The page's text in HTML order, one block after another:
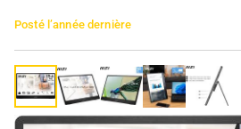
Posté l’année dernière